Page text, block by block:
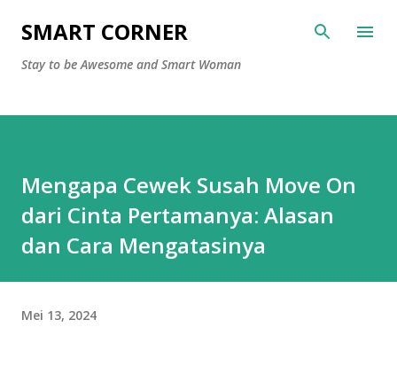
Langsung ke konten utama
SMART CORNER
Stay to be Awesome and Smart Woman
Mengapa Cewek Susah Move On
dari Cinta Pertamanya: Alasan
dan Cara Mengatasinya
Mei 13, 2024